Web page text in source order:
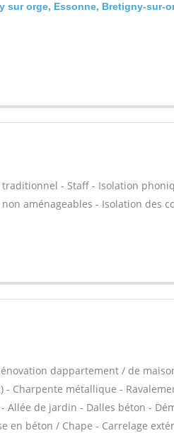
sur orge, Essonne, Bretigny-sur-
- Staff - Isolation
aménageables - Isolation des
dappartement / de
Charpente métallique -
Allée de jardin - Dalles béton -
en béton / Chape - Carrelage